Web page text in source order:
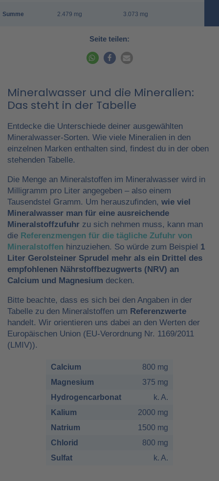
Summe 2.479 mg 3.073 mg
Seite teilen:
Mineralwasser und die Mineralien:
Das steht in der Tabelle
Entdecke die Unterschiede deiner ausgewählten
Mineralwasser-Sorten. Wie viele Mineralien in den
einzelnen Marken enthalten sind, findest du in der oben
stehenden Tabelle.
Die Menge an Mineralstoffen im Mineralwasser wird in
Milligramm pro Liter angegeben – also einem
Tausendstel Gramm. Um herauszufinden, wie viel
Mineralwasser man für eine ausreichende
Mineralstoffzufuhr zu sich nehmen muss, kann man
die Referenzmengen für die tägliche Zufuhr von
Mineralstoffen hinzuziehen. So würde zum Beispiel 1
Liter Gerolsteiner Sprudel mehr als ein Drittel des
empfohlenen Nährstoffbezugwerts (NRV) an
Calcium und Magnesium decken.
Bitte beachte, dass es sich bei den Angaben in der
Tabelle zu den Mineralstoffen um Referenzwerte
handelt. Wir orientieren uns dabei an den Werten der
Europäischen Union (EU-Verordnung Nr. 1169/2011
(LMIV)).
Calcium
800 mg
Magnesium
375 mg
Hydrogencarbonat
k. A.
Kalium
2000 mg
Natrium
1500 mg
Chlorid
800 mg
Sulfat
k. A.